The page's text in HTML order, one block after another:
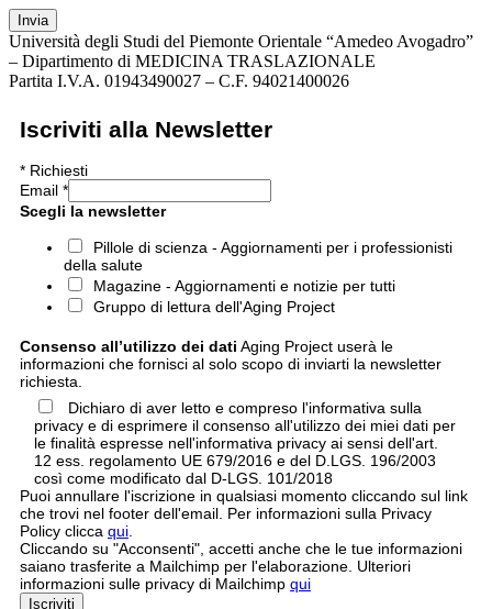
Invia
Università degli Studi del Piemonte Orientale “Amedeo Avogadro”
– Dipartimento di MEDICINA TRASLAZIONALE
Partita I.V.A. 01943490027 – C.F. 94021400026
Iscriviti alla Newsletter
* Richiesti
Email *
Scegli la newsletter
Pillole di scienza - Aggiornamenti per i professionisti
della salute
Magazine - Aggiornamenti e notizie per tutti
Gruppo di lettura dell'Aging Project
Consenso all’utilizzo dei dati Aging Project userà le
informazioni che fornisci al solo scopo di inviarti la newsletter
richiesta.
Dichiaro di aver letto e compreso l'informativa sulla
privacy e di esprimere il consenso all'utilizzo dei miei dati per
le finalità espresse nell'informativa privacy ai sensi dell'art.
12 ess. regolamento UE 679/2016 e del D.LGS. 196/2003
così come modificato dal D-LGS. 101/2018
Puoi annullare l'iscrizione in qualsiasi momento cliccando sul link
che trovi nel footer dell'email. Per informazioni sulla Privacy
Policy clicca qui
Cliccando su "Acconsenti", accetti anche che le tue informazioni
saiano trasferite a Mailchimp per l'elaborazione. Ulteriori
informazioni sulle privacy di Mailchimp qui